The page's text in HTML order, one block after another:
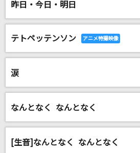
湊あくあ
シンジルチカラ
革命道中
アイナ・ジ・エンド
常盤の月
昨日・今日・明日
テトペッテンソン
涙
なんとなく なんとなく
[生音]なんとなく なんとなく